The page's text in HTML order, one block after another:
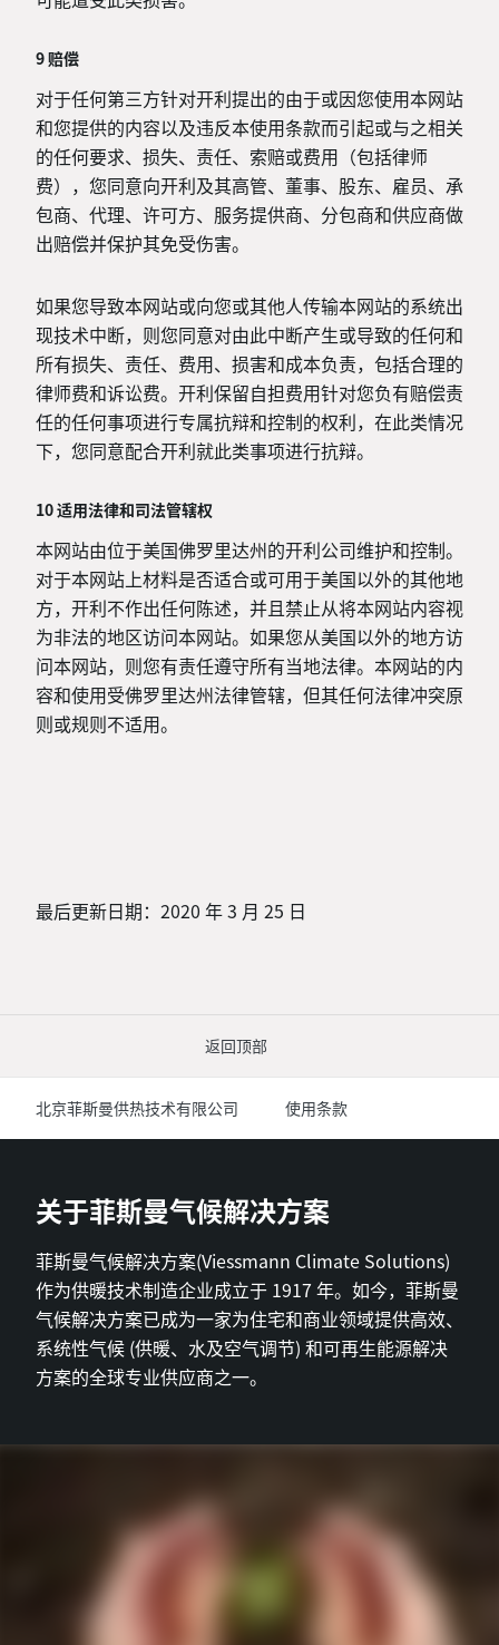
9 赔偿
对于任何第三方针对开利提出的由于或因您使用本网站
和您提供的内容以及违反本使用条款而引起或与之相关
的任何要求、损失、责任、索赔或费用（包括律师
费），您同意向开利及其高管、董事、股东、雇员、承
包商、代理、许可方、服务提供商、分包商和供应商做
出赔偿并保护其免受伤害。
如果您导致本网站或向您或其他人传输本网站的系统出
现技术中断，则您同意对由此中断产生或导致的任何和
所有损失、责任、费用、损害和成本负责，包括合理的
律师费和诉讼费。开利保留自担费用针对您负有赔偿责
任的任何事项进行专属抗辩和控制的权利，在此类情况
下，您同意配合开利就此类事项进行抗辩。
10 适用法律和司法管辖权
本网站由位于美国佛罗里达州的开利公司维护和控制。
对于本网站上材料是否适合或可用于美国以外的其他地
方，开利不作出任何陈述，并且禁止从将本网站内容视
为非法的地区访问本网站。如果您从美国以外的地方访
问本网站，则您有责任遵守所有当地法律。本网站的内
容和使用受佛罗里达州法律管辖，但其任何法律冲突原
则或规则不适用。
最后更新日期：2020 年 3 月 25 日
返回顶部
北京菲斯曼供热技术有限公司 使用条款
关于菲斯曼气候解决方案
菲斯曼气候解决方案(Viessmann Climate Solutions)
作为供暖技术制造企业成立于 1917 年。如今，菲斯曼
气候解决方案已成为一家为住宅和商业领域提供高效、
系统性气候 (供暖、水及空气调节) 和可再生能源解决
方案的全球专业供应商之一。